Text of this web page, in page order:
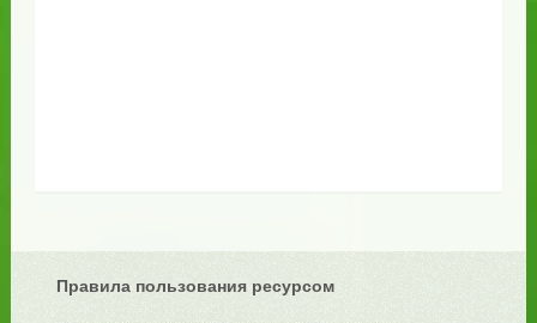
Правила пользования ресурсом